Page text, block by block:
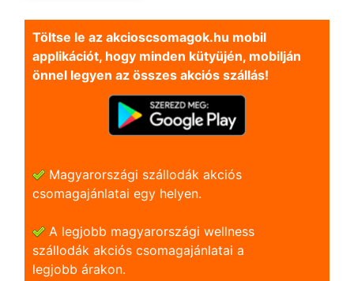
Töltse le az akcioscsomagok.hu mobil
applikációt, hogy minden kütyüjén, mobilján
önnel legyen az összes akciós szállás!
Magyarországi szállodák akciós
csomagajánlatai egy helyen.
A legjobb magyarországi wellness
szállodák akciós csomagajánlatai a
legjobb árakon.